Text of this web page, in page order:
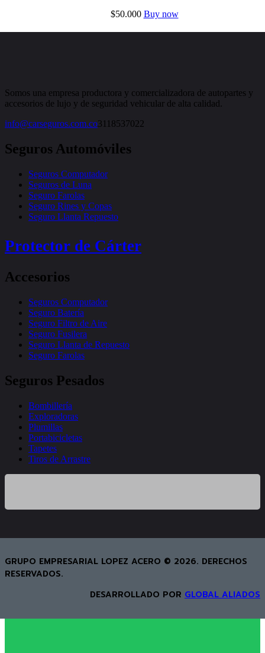
$50.000 Buy now
Somos una empresa productora y comercializadora de autopartes y
accesorios de lujo y de seguridad vehicular de alta calidad.
info@carseguros.com.co3118537022
Seguros Automóviles
Seguros Computador
Seguros de Luna
Seguro Farolas
Seguro Rines y Copas
Seguro Llanta Repuesto
Protector de Cárter
Accesorios
Seguros Computador
Seguro Batería
Seguro Filtro de Aire
Seguro Fusilera
Seguro Llanta de Repuesto
Seguro Farolas
Seguros Pesados
Bombillería
Exploradoras
Plumillas
Portabicicletas
Tapetes
Tiros de Arrastre
GRUPO EMPRESARIAL LOPEZ ACERO © 2026. DERECHOS
RESERVADOS.
DESARROLLADO POR GLOBAL ALIADOS